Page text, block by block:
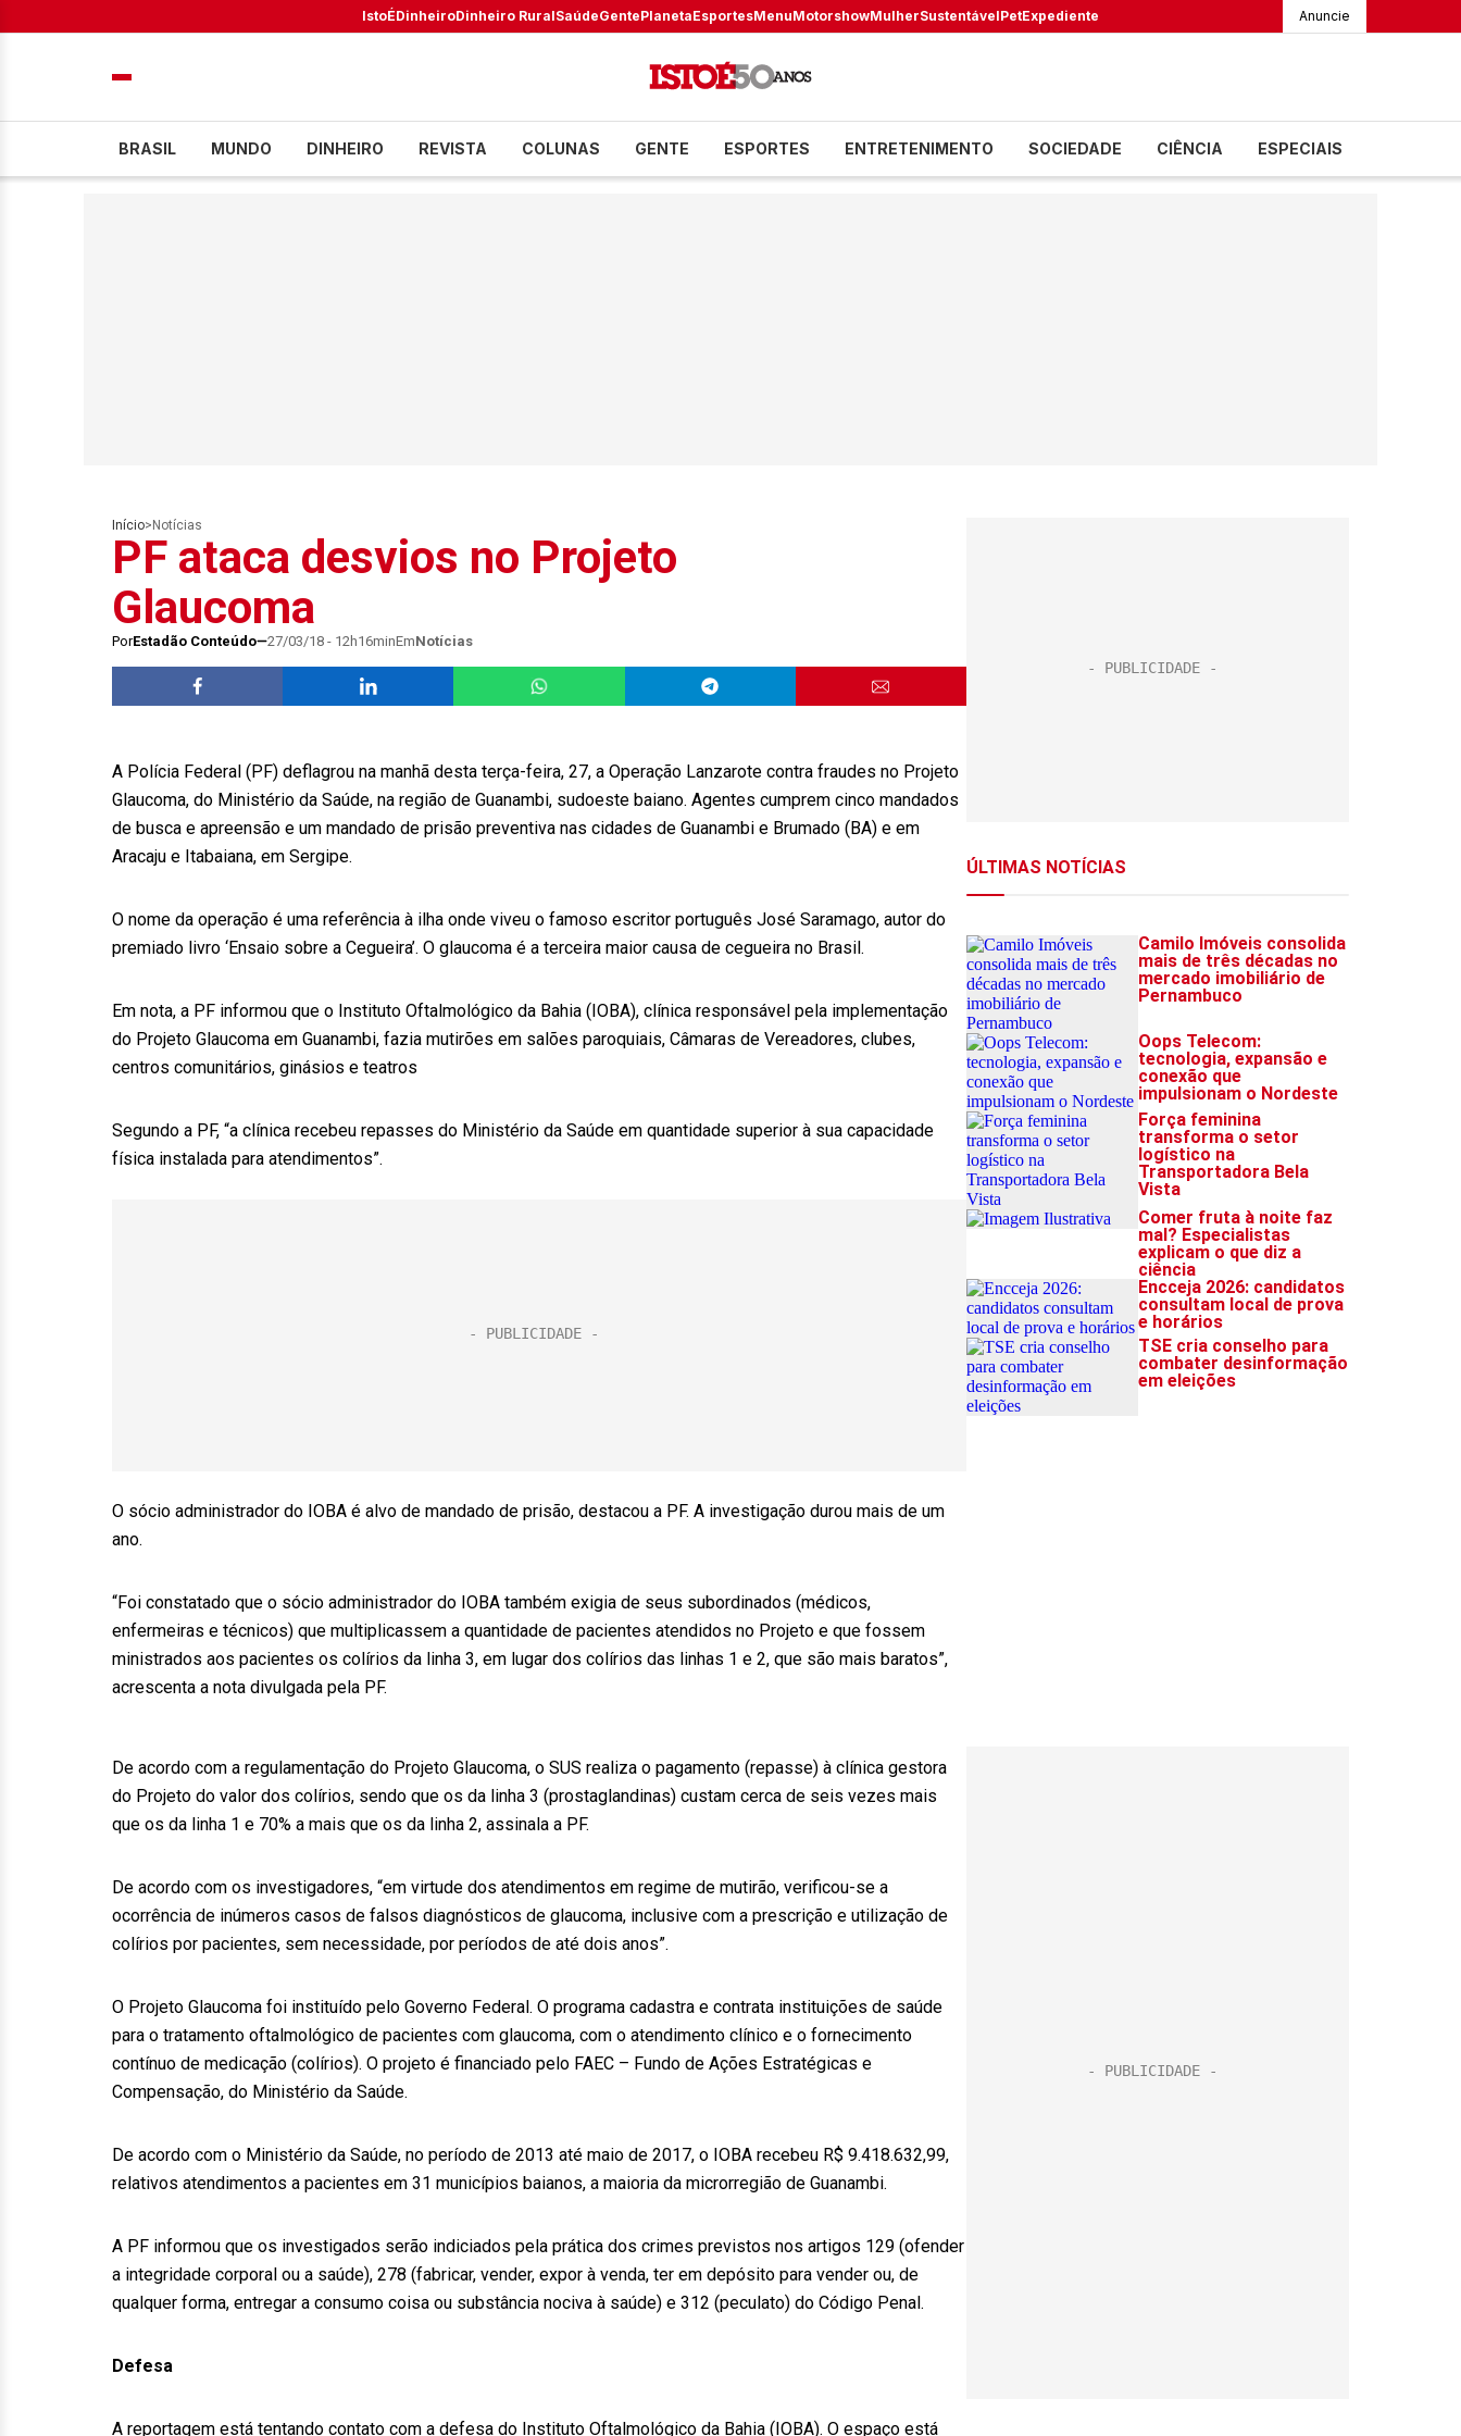
IstoÉDinheiroDinheiro RuralSaúdeGentePlanetaEsportesMenuMotorshowMulherSustentávelPetExpediente Anuncie
BRASIL MUNDO DINHEIRO REVISTA COLUNAS GENTE ESPORTES ENTRETENIMENTO SOCIEDADE CIÊNCIA ESPECIAIS
Início> Notícias
PF ataca desvios no Projeto
Glaucoma
PorEstadão Conteúdo 27/03/18 - 12h16minEmNotícias
A Polícia Federal (PF) deflagrou na manhã desta terça-feira, 27, a Operação Lanzarote contra fraudes no Projeto
Glaucoma, do Ministério da Saúde, na região de Guanambi, sudoeste baiano. Agentes cumprem cinco mandados
de busca e apreensão e um mandado de prisão preventiva nas cidades de Guanambi e Brumado (BA) e em
Aracaju e Itabaiana, em Sergipe.
O nome da operação é uma referência à ilha onde viveu o famoso escritor português José Saramago, autor do
premiado livro ‘Ensaio sobre a Cegueira’. O glaucoma é a terceira maior causa de cegueira no Brasil.
Em nota, a PF informou que o Instituto Oftalmológico da Bahia (IOBA), clínica responsável pela implementação
do Projeto Glaucoma em Guanambi, fazia mutirões em salões paroquiais, Câmaras de Vereadores, clubes,
centros comunitários, ginásios e teatros
Segundo a PF, “a clínica recebeu repasses do Ministério da Saúde em quantidade superior à sua capacidade
física instalada para atendimentos”.
O sócio administrador do IOBA é alvo de mandado de prisão, destacou a PF. A investigação durou mais de um
ano.
“Foi constatado que o sócio administrador do IOBA também exigia de seus subordinados (médicos,
enfermeiras e técnicos) que multiplicassem a quantidade de pacientes atendidos no Projeto e que fossem
ministrados aos pacientes os colírios da linha 3, em lugar dos colírios das linhas 1 e 2, que são mais baratos”,
acrescenta a nota divulgada pela PF.
De acordo com a regulamentação do Projeto Glaucoma, o SUS realiza o pagamento (repasse) à clínica gestora
do Projeto do valor dos colírios, sendo que os da linha 3 (prostaglandinas) custam cerca de seis vezes mais
que os da linha 1 e 70% a mais que os da linha 2, assinala a PF.
De acordo com os investigadores, “em virtude dos atendimentos em regime de mutirão, verificou-se a
ocorrência de inúmeros casos de falsos diagnósticos de glaucoma, inclusive com a prescrição e utilização de
colírios por pacientes, sem necessidade, por períodos de até dois anos”.
O Projeto Glaucoma foi instituído pelo Governo Federal. O programa cadastra e contrata instituições de saúde
para o tratamento oftalmológico de pacientes com glaucoma, com o atendimento clínico e o fornecimento
contínuo de medicação (colírios). O projeto é financiado pelo FAEC – Fundo de Ações Estratégicas e
Compensação, do Ministério da Saúde.
De acordo com o Ministério da Saúde, no período de 2013 até maio de 2017, o IOBA recebeu R$ 9.418.632,99,
relativos atendimentos a pacientes em 31 municípios baianos, a maioria da microrregião de Guanambi.
A PF informou que os investigados serão indiciados pela prática dos crimes previstos nos artigos 129 (ofender
a integridade corporal ou a saúde), 278 (fabricar, vender, expor à venda, ter em depósito para vender ou, de
qualquer forma, entregar a consumo coisa ou substância nociva à saúde) e 312 (peculato) do Código Penal.
Defesa
A reportagem está tentando contato com a defesa do Instituto Oftalmológico da Bahia (IOBA). O espaço está